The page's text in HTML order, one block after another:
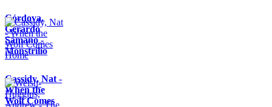
Córdova,
Gerardo
Sámano -
Monstrilio
Cassidy, Nat -
When the
Wolf Comes